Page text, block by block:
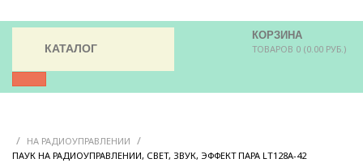
КОРЗИНА
ТОВАРОВ 0 (0.00 РУБ.)
КАТАЛОГ
/ НА РАДИОУПРАВЛЕНИИ /
ПАУК НА РАДИОУПРАВЛЕНИИ, СВЕТ, ЗВУК, ЭФФЕКТ ПАРА LT128A-42